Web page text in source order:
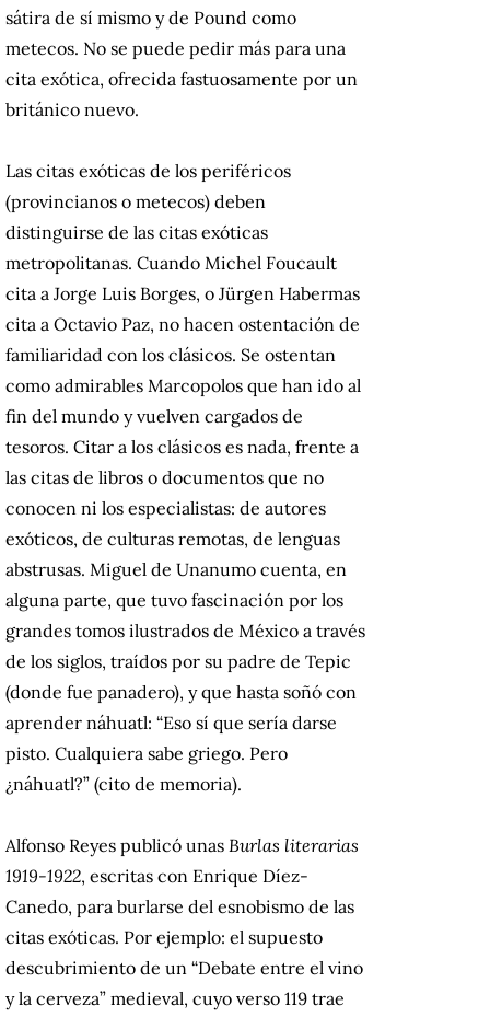
sátira de sí mismo y de Pound como
metecos. No se puede pedir más para una
cita exótica, ofrecida fastuosamente por un
británico nuevo.
Las citas exóticas de los periféricos
(provincianos o metecos) deben
distinguirse de las citas exóticas
metropolitanas. Cuando Michel Foucault
cita a Jorge Luis Borges, o Jürgen Habermas
cita a Octavio Paz, no hacen ostentación de
familiaridad con los clásicos. Se ostentan
como admirables Marcopolos que han ido al
fin del mundo y vuelven cargados de
tesoros. Citar a los clásicos es nada, frente a
las citas de libros o documentos que no
conocen ni los especialistas: de autores
exóticos, de culturas remotas, de lenguas
abstrusas. Miguel de Unanumo cuenta, en
alguna parte, que tuvo fascinación por los
grandes tomos ilustrados de México a través
de los siglos, traídos por su padre de Tepic
(donde fue panadero), y que hasta soñó con
aprender náhuatl: “Eso sí que sería darse
pisto. Cualquiera sabe griego. Pero
¿náhuatl?” (cito de memoria).
Alfonso Reyes publicó unas Burlas literarias
1919-1922, escritas con Enrique Díez-
Canedo, para burlarse del esnobismo de las
citas exóticas. Por ejemplo: el supuesto
descubrimiento de un “Debate entre el vino
y la cerveza” medieval, cuyo verso 119 trae